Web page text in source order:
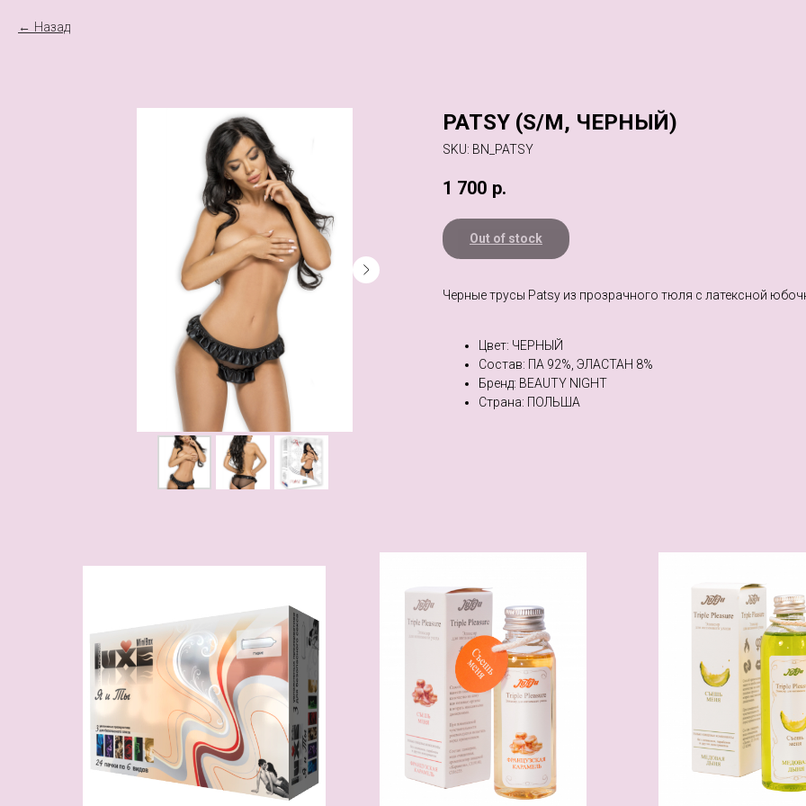
Назад
PATSY (S/M, ЧЕРНЫЙ)
SKU: BN_PATSY
1 700 р.
Out of stock
Черные трусы Patsy из прозрачного тюля с латексной
Цвет: ЧЕРНЫЙ
Состав: ПА 92%, ЭЛАСТАН 8%
Бренд: BEAUTY NIGHT
Страна: ПОЛЬША